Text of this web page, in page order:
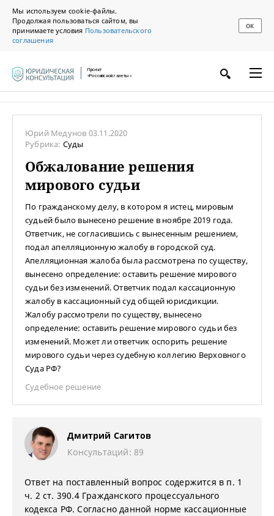
Мы используем cookie-файлы.
Продолжая пользоваться сайтом, вы
принимаете условия Пользовательского
соглашения
ОК
Проект
«Российской газеты»
Юрий Медунов 03.11.2020
Рубрика: Суды
Обжалование решения
мирового судьи
По гражданскому делу, в котором я истец, мировым
судьей было вынесено решение в ноябре 2019 года.
Ответчик, не согласившись с вынесенным решением,
подал апелляционную жалобу в городской суд.
Апелляционная жалоба была рассмотрена по существу,
вынесено определение: оставить решение мирового
судьи без изменений. Ответчик подал кассационную
жалобу в кассационный суд общей юрисдикции.
Жалобу рассмотрели по существу, вынесено
определение: оставить решение мирового судьи без
изменений. Может ли ответчик оспорить решение
мирового судьи через судебную коллегию Верховного
Суда РФ?
Судебное решение
Дмитрий Сагитов
Консультаций: 89
Ответ на поставленный вопрос содержится в п. 1
ч. 2 ст. 390.4 Гражданского процессуального
кодекса РФ. Согласно данной норме кассационные